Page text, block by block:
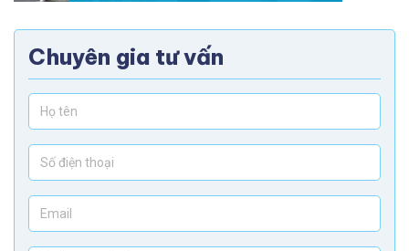
Chuyên gia tư vấn